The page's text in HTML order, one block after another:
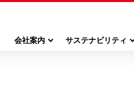
会社案内 サステナビリティ